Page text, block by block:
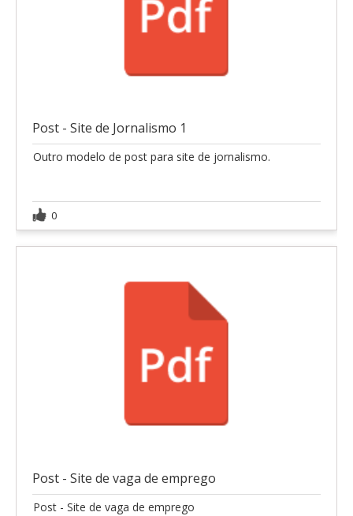
Post - Site de Jornalismo 1
Outro modelo de post para site de jornalismo.
0
Post - Site de vaga de emprego
Post - Site de vaga de emprego